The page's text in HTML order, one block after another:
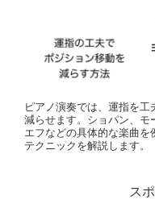
ピアノ演奏では、運指を
減らせます。ショパン、モ
エフなどの具体的な楽曲
テクニックを解説します。
ス